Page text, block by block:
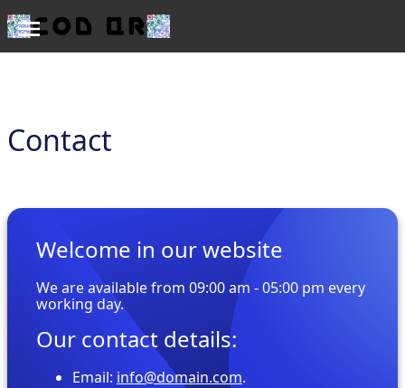
Contact
Welcome in our website
We are available from 09:00 am - 05:00 pm every
working day.
Our contact details:
Email: info@domain.com.